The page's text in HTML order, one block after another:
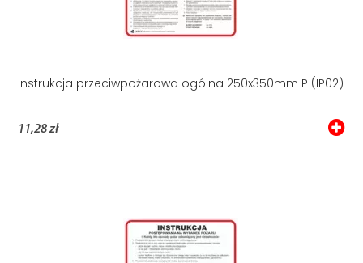
Instrukcja przeciwpożarowa ogólna 250x350mm P (IP02)
11,28 zł